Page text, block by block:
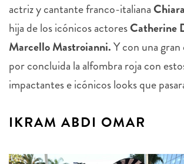
actriz y cantante franco-italiana
hija de los icónicos actoresCatherine
Marcello Mastroianni.Y con una
por concluida la alfombra roja con
impactantes e icónicos looks que
IKRAM ABDI OMAR